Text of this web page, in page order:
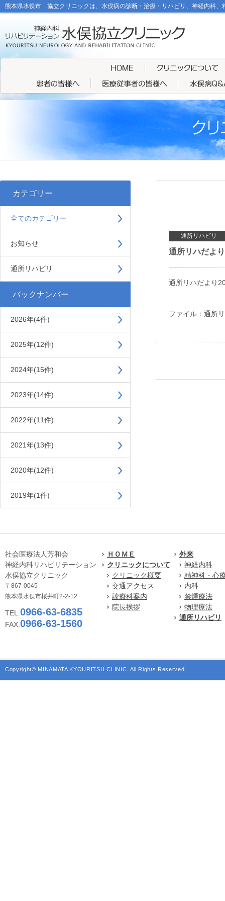
熊本県水俣市 協立クリニックは、水俣病の診断・治療・リハビリ、神経内科、
カテゴリー
全てのカテゴリー
お知らせ
通所リハビリ
バックナンバー
2026年(4件)
2025年(12件)
2024年(15件)
2023年(14件)
2022年(11件)
2021年(13件)
2020年(12件)
2019年(1件)
通所リハビリ
通所リハだよ
通所リハだより
ファイル： 通所
社会医療法人芳和会
神経内科リハビリテーション
水俣協立クリニック
〒867-0045
熊本県水俣市桜井町2-2-12
TEL. 0966-63-6835
FAX. 0966-63-1560
ＨＯＭＥ
クリニックについて
クリニック概要
交通アクセス
診療科案内
院長挨拶
外来
神経内科
精神科・心
内科
禁煙療法
物理療法
通所リハビリ
Copyright© MINAMATA KYOURITSU CLINIC. All Rights Reserved.